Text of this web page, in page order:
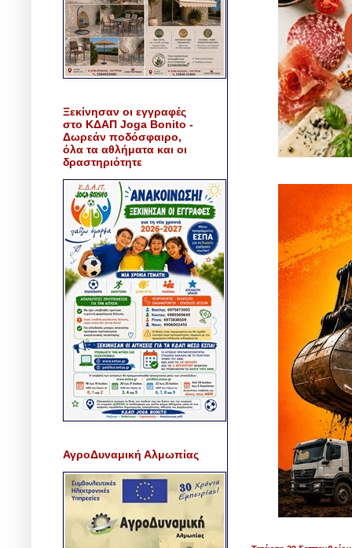
Ξεκίνησαν οι εγγραφές
στο ΚΔΑΠ Joga Bonito -
Δωρεάν ποδόσφαιρο,
όλα τα αθλήματα και οι
δραστηριότητε
ΑγροΔυναμική Αλμωπίας